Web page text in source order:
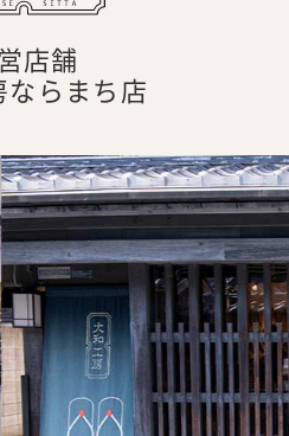
店舗
ならまち店